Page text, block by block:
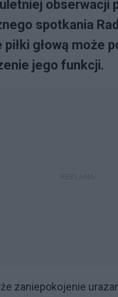
obserwacji
spotkania
głową może
jego funkcji.
zaniepokojenie